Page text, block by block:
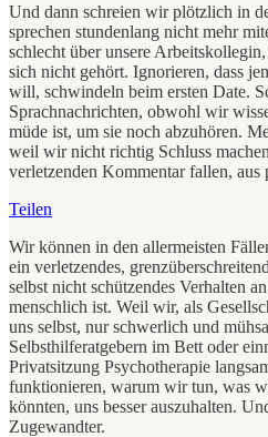
Und dann schreien wir plötzlich in
sprechen stundenlang nicht mehr
schlecht über unsere
sich nicht gehört. Ignorieren, dass
will, schwindeln beim ersten Date.
Sprachnachrichten, obwohl wir
müde ist, um sie noch abzuhören.
weil wir nicht richtig Schluss
verletzenden Kommentar fallen, aus
Teilen
Wir können in den allermeisten
ein verletzendes,
selbst nicht schützendes Verhalten
menschlich ist. Weil wir, als
uns selbst, nur schwerlich und
Selbsthilferatgebern im Bett oder
Privatsitzung Psychotherapie
funktionieren, warum wir tun, was
könnten, uns besser auszuhalten.
Zugewandter.